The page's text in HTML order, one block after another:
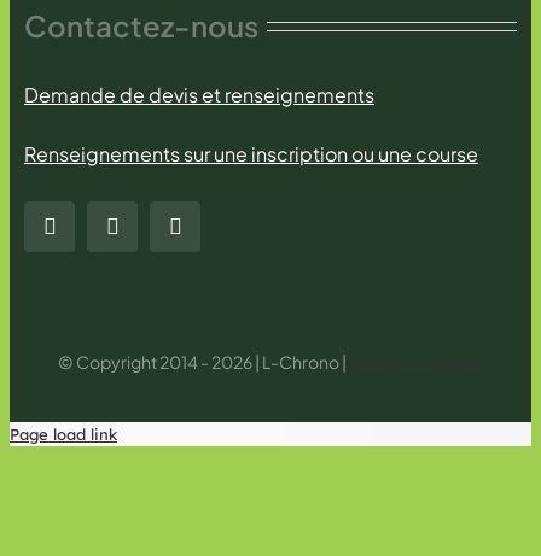
Contactez-nous
Demande de devis et renseignements
Renseignements sur une inscription ou une course
© Copyright 2014 - 2026 | L-Chrono |
Page load link